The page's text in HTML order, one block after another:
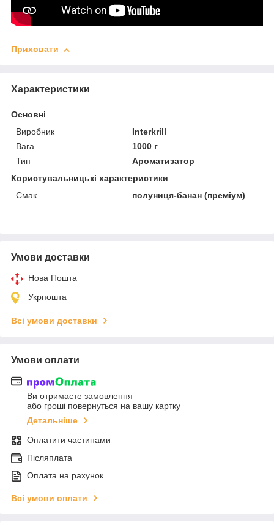
Приховати
Характеристики
Основні
Виробник
Interkrill
Вага
1000 г
Тип
Ароматизатор
Користувальницькі характеристики
Смак
полуниця-банан (преміум)
Умови доставки
Нова Пошта
Укрпошта
Всі умови доставки
Умови оплати
Ви отримаєте замовлення
або гроші повернуться на вашу картку
Детальніше
Оплатити частинами
Післяплата
Оплата на рахунок
Всі умови оплати